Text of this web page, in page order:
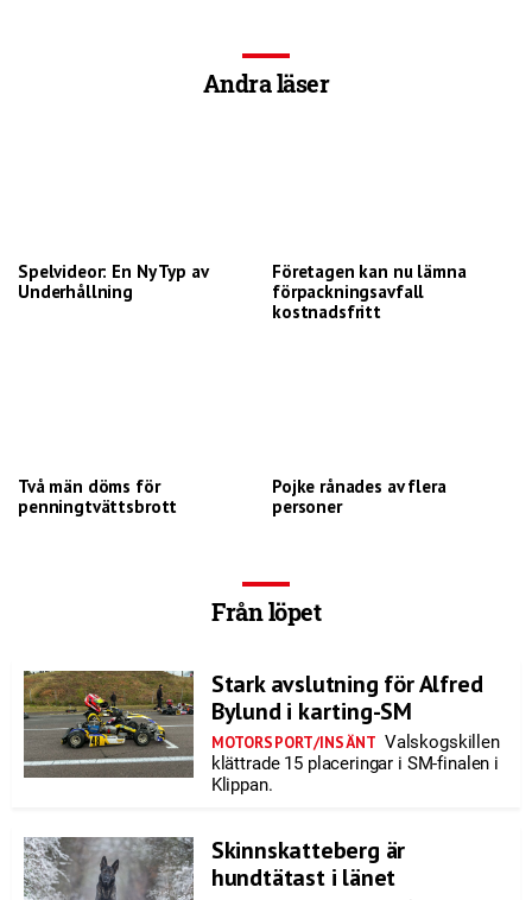
Andra läser
Spelvideor: En Ny Typ av
Underhållning
Företagen kan nu lämna
förpackningsavfall
kostnadsfritt
Två män döms för
penningtvättsbrott
Pojke rånades av flera
personer
Från löpet
Stark avslutning för Alfred
Bylund i karting-SM
MOTORSPORT/INSÄNT Valskogskillen
klättrade 15 placeringar i SM-finalen i
Klippan.
Skinnskatteberg är
hundtätast i länet